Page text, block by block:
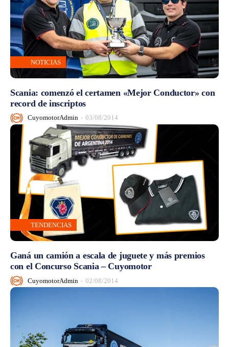
NOTICIAS
Scania: comenzó el certamen «Mejor Conductor» con
record de inscriptos
CuyomotorAdmin - 03/08/2014
TENDENCIAS
Ganá un camión a escala de juguete y más premios
con el Concurso Scania – Cuyomotor
CuyomotorAdmin - 02/08/2014